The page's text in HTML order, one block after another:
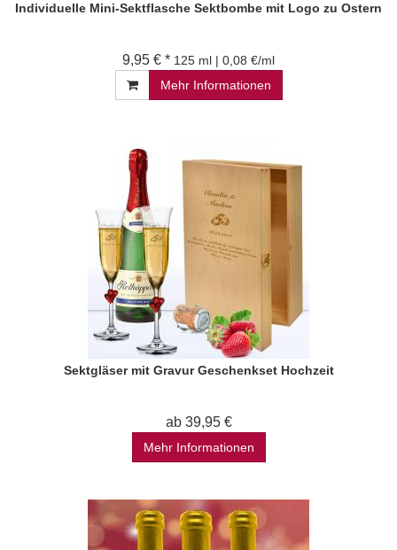
Individuelle Mini-Sektflasche Sektbombe mit Logo zu Ostern
9,95 € * 125 ml | 0,08 €/ml
Mehr Informationen
Sektgläser mit Gravur Geschenkset Hochzeit
ab 39,95 €
Mehr Informationen